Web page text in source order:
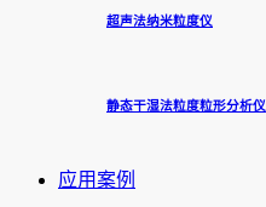
超声法纳米粒度仪
静态干湿法粒度粒形分析仪
应用案例